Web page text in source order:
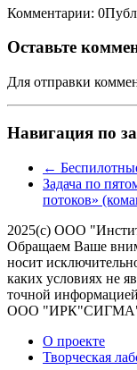
Комментарии: 0
Оставьте
Для отправки
Навигация по
←
Задача по
потоков»
2025(с) ООО
Обращаем Ваше
носит
каких условиях не
точной
ООО
О проекте
Творческая